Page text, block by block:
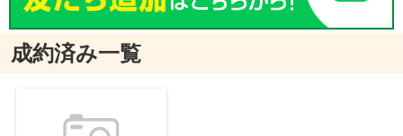
成約済み一覧